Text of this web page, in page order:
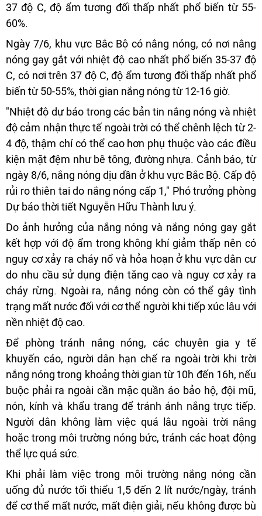
37 độ C, độ ẩm tương đối thấp nhất phổ biến từ 55-
60%.
Ngày 7/6, khu vực Bắc Bộ có nắng nóng, có nơi nắng
nóng gay gắt với nhiệt độ cao nhất phổ biến 35-37 độ
C, có nơi trên 37 độ C, độ ẩm tương đối thấp nhất phổ
biến từ 50-55%, thời gian nắng nóng từ 12-16 giờ.
"Nhiệt độ dự báo trong các bản tin nắng nóng và nhiệt
độ cảm nhận thực tế ngoài trời có thể chênh lệch từ 2-
4 độ, thậm chí có thể cao hơn phụ thuộc vào các điều
kiện mặt đệm như bê tông, đường nhựa. Cảnh báo, từ
ngày 8/6, nắng nóng dịu dần ở khu vực Bắc Bộ. Cấp độ
rủi ro thiên tai do nắng nóng cấp 1," Phó trưởng phòng
Dự báo thời tiết Nguyễn Hữu Thành lưu ý.
Do ảnh hưởng của nắng nóng và nắng nóng gay gắt
kết hợp với độ ẩm trong không khí giảm thấp nên có
nguy cơ xảy ra cháy nổ và hỏa hoạn ở khu vực dân cư
do nhu cầu sử dụng điện tăng cao và nguy cơ xảy ra
cháy rừng. Ngoài ra, nắng nóng còn có thể gây tình
trạng mất nước đối với cơ thể người khi tiếp xúc lâu với
nền nhiệt độ cao.
Để phòng tránh nắng nóng, các chuyên gia y tế
khuyến cáo, người dân hạn chế ra ngoài trời khi trời
nắng nóng trong khoảng thời gian từ 10h đến 16h, nếu
buộc phải ra ngoài cần mặc quần áo bảo hộ, đội mũ,
nón, kính và khẩu trang để tránh ánh nắng trực tiếp.
Người dân không làm việc quá lâu ngoài trời nắng
hoặc trong môi trường nóng bức, tránh các hoạt động
thể lực quá sức.
Khi phải làm việc trong môi trường nắng nóng cần
uống đủ nước tối thiểu 1,5 đến 2 lít nước/ngày, tránh
để cơ thể mất nước, mất điện giải, nếu không được bù